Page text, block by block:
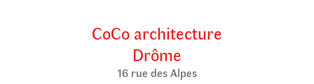
CoCo architecture
Drôme
16 rue des Alpes